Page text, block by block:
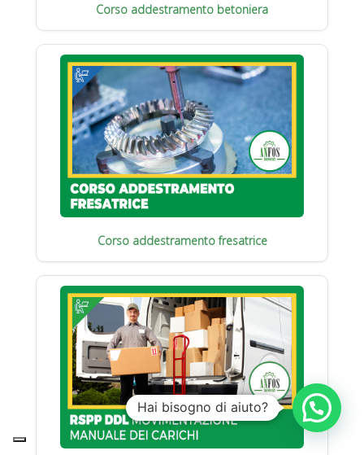
Corso addestramento betoniera
Corso addestramento fresatrice
Hai bisogno di aiuto?